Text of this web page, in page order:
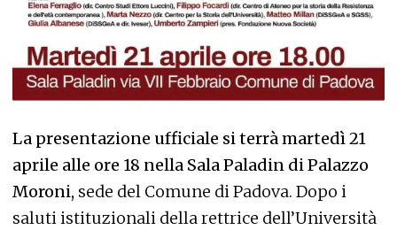
La presentazione ufficiale si terrà martedì 21
aprile alle ore 18 nella Sala Paladin di Palazzo
Moroni, sede del Comune di Padova. Dopo i
saluti istituzionali della rettrice dell’Università